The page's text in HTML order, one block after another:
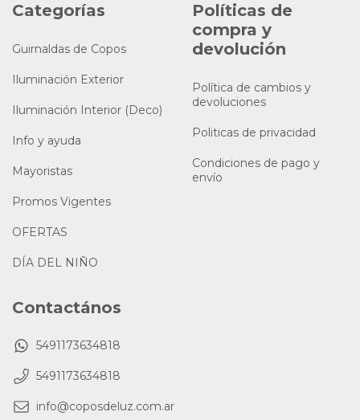
Categorías
Guirnaldas de Copos
Iluminación Exterior
Iluminación Interior (Deco)
Info y ayuda
Mayoristas
Promos Vigentes
OFERTAS
DÍA DEL NIÑO
Políticas de
compra y
devolución
Política de cambios y
devoluciones
Politicas de privacidad
Condiciones de pago y
envío
Contactános
5491173634818
5491173634818
info@coposdeluz.com.ar